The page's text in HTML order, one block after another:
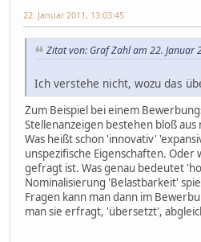
22. Januar 2011, 13:03:45
Zitat von: Graf Zahl am 22. Januar
Ich verstehe nicht, wozu das
Zum Beispiel bei einem
Stellenanzeigen bestehen bloß
Was heißt schon 'innovativ'
unspezifische Eigenschaften.
gefragt ist. Was genau bedeutet
Nominalisierung 'Belastbarkeit'
Fragen kann man dann im
man sie erfragt, 'übersetzt',